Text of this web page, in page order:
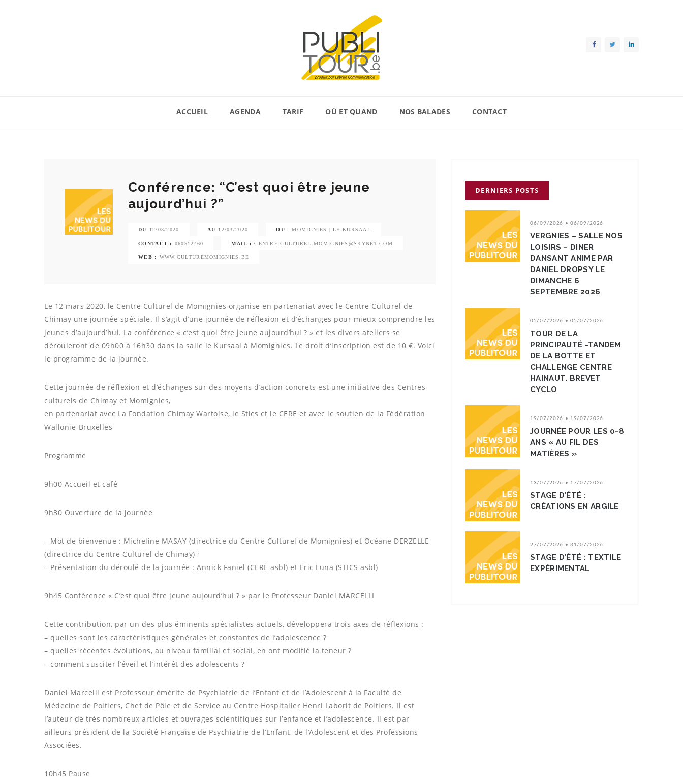
ACCUEIL AGENDA TARIF OÙ ET QUAND NOS BALADES CONTACT
Conférence: “C’est quoi être jeune
aujourd’hui ?”
DU 12/03/2020 AU 12/03/2020 OU : MOMIGNIES | LE KURSAAL
CONTACT : 060512460 MAIL : CENTRE.CULTUREL.MOMIGNIES@SKYNET.COM
WEB : WWW.CULTUREMOMIGNIES.BE
Le 12 mars 2020, le Centre Culturel de Momignies organise en partenariat avec le Centre Culturel de
Chimay une journée spéciale. Il s’agit d’une journée de réflexion et d’échanges pour mieux comprendre les
jeunes d’aujourd’hui. La conférence « c’est quoi être jeune aujourd’hui ? » et les divers ateliers se
dérouleront de 09h00 à 16h30 dans la salle le Kursaal à Momignies. Le droit d’inscription est de 10 €. Voici
le programme de la journée.
Cette journée de réflexion et d’échanges sur des moyens d’action concrets est une initiative des Centres
culturels de Chimay et Momignies,
en partenariat avec La Fondation Chimay Wartoise, le Stics et le CERE et avec le soutien de la Fédération
Wallonie-Bruxelles
Programme
9h00 Accueil et café
9h30 Ouverture de la journée
– Mot de bienvenue : Micheline MASAY (directrice du Centre Culturel de Momignies) et Océane DERZELLE
(directrice du Centre Culturel de Chimay) ;
– Présentation du déroulé de la journée : Annick Faniel (CERE asbl) et Eric Luna (STICS asbl)
9h45 Conférence « C’est quoi être jeune aujourd’hui ? » par le Professeur Daniel MARCELLI
Cette contribution, par un des plus éminents spécialistes actuels, développera trois axes de réflexions :
– quelles sont les caractéristiques générales et constantes de l’adolescence ?
– quelles récentes évolutions, au niveau familial et social, en ont modifié la teneur ?
– comment susciter l’éveil et l’intérêt des adolescents ?
Daniel Marcelli est Professeur émérite de Psychiatrie de l’Enfant et de l’Adolescent à la Faculté de
Médecine de Poitiers, Chef de Pôle et de Service au Centre Hospitalier Henri Laborit de Poitiers. Il est
l’auteur de très nombreux articles et ouvrages scientifiques sur l’enfance et l’adolescence. Il est par
ailleurs président de la Société Française de Psychiatrie de l’Enfant, de l’Adolescent et des Professions
Associées.
10h45 Pause
DERNIERS POSTS
06/09/2026 • 06/09/2026
VERGNIES – SALLE NOS
LOISIRS – DINER
DANSANT ANIME PAR
DANIEL DROPSY LE
DIMANCHE 6
SEPTEMBRE 2026
05/07/2026 • 05/07/2026
TOUR DE LA
PRINCIPAUTÉ -TANDEM
DE LA BOTTE ET
CHALLENGE CENTRE
HAINAUT. BREVET
CYCLO
19/07/2026 • 19/07/2026
JOURNÉE POUR LES 0-8
ANS « AU FIL DES
MATIÈRES »
13/07/2026 • 17/07/2026
STAGE D’ÉTÉ :
CRÉATIONS EN ARGILE
27/07/2026 • 31/07/2026
STAGE D’ÉTÉ : TEXTILE
EXPÉRIMENTAL